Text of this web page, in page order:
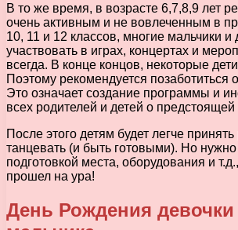
В то же время, в возрасте 6,7,8,9 лет
очень активным и не вовлеченным в
10, 11 и 12 классов, многие мальчики
участвовать в играх, концертах и
всегда. В конце концов, некоторые
Поэтому рекомендуется позаботиться
Это означает создание программы и
всех родителей и детей о
После этого детям будет легче
танцевать (и быть готовыми). Но нужно
подготовкой места, оборудования и
прошел на ура!
День Рождения девочки